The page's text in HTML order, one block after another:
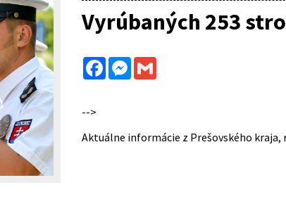
Vyrúbaných 253
FacebookMessenger
Gmail
-->
Aktuálne informácie z Prešovského kraja,